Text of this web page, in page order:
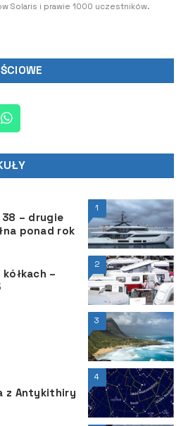
Solaris i prawie 1000 uczestników.
1
– drugie
ponad rok
2
–
3
4
z Antykithiry